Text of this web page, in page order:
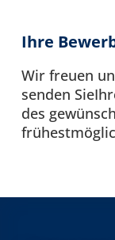
Ihre
Wir freuen
senden
des